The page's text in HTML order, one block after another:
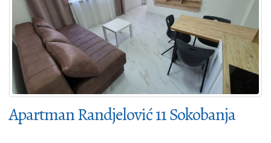
Apartman Randjelović 11 Sokobanja